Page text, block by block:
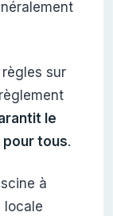
sur
le
pour tous.
à
locale